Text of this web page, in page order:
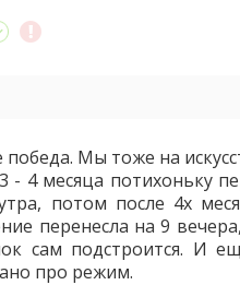
победа. Мы тоже на
- 4 месяца потихоньку
потом после 4х
перенесла на 9
сам подстроится. И
про режим.